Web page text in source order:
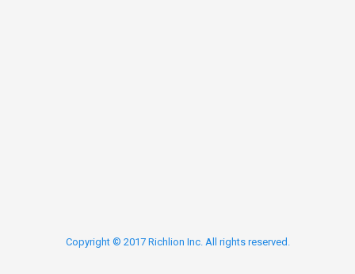
Copyright © 2017 Richlion Inc. All rights reserved.